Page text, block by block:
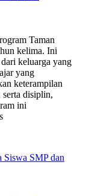
Taman
kelima. Ini
keluarga yang
yang
keterampilan
serta disiplin,
ini